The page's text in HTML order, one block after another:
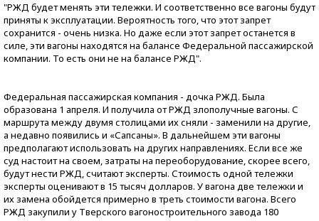
"РЖД будет менять эти тележки. И соответственно все вагоны будут
приняты к эксплуатации. Вероятность того, что этот запрет
сохранится - очень низка. Но даже если этот запрет останется в
силе, эти вагоны находятся на балансе Федеральной пассажирской
компании. То есть они не на балансе РЖД".
Федеральная пассажирская компания - дочка РЖД. Была
образована 1 апреля. И получила от РЖД злополучные вагоны. С
маршрута между двумя столицами их сняли - заменили на другие,
а недавно появились и «Сапсаны». В дальнейшем эти вагоны
предполагают использовать на других направлениях. Если все же
суд настоит на своем, затраты на переоборудование, скорее всего,
будут нести РЖД, считают эксперты. Стоимость одной тележки
эксперты оценивают в 15 тысяч долларов. У вагона две тележки и
их замена обойдется примерно в треть стоимости вагона. Всего
РЖД закупили у Тверского вагоностроительного завода 180